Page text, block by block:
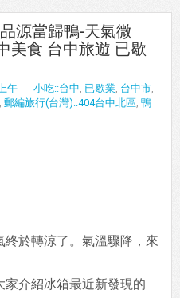
源當歸鴨-天氣微
美食 台中旅遊 已歇
午 小吃::台中, 已歇業, 台中市,
, 郵編旅行(台灣)::404台中北區, 鴨
於轉涼了。氣溫驟降，來
家介紹冰箱最近新發現的